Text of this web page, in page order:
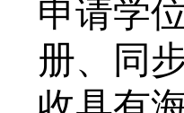
申请学
册、同